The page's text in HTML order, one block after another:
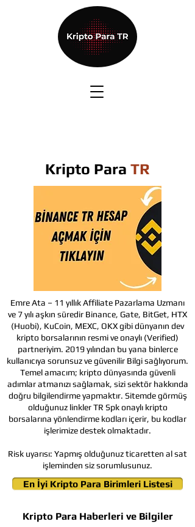
Kripto Para Haberleri ve Bilgiler
En İyi Kripto Para Birimleri Listesi
Kripto Para TR
Emre Ata – 11 yıllık Affiliate Pazarlama Uzmanı
ve 7 yılı aşkın süredir Binance, Gate, BitGet, HTX
(Huobi), KuCoin, MEXC, OKX gibi dünyanın dev
kripto borsalarının resmi ve onaylı (Verified)
partneriyim. 2019 yılından bu yana binlerce
kullanıcıya sorunsuz ve güvenilir Bilgi sağlıyorum.
Temel amacım; kripto dünyasında güvenli
adımlar atmanızı sağlamak, sizi sektör hakkında
doğru bilgilendirme yapmaktır. Sitemde görmüş
olduğunuz linkler TR Spk onaylı kripto
borsalarına yönlendirme kodları içerir, bu kodlar
işlerimize destek olmaktadır.
Risk uyarısı: Yapmış olduğunuz ticaretten al sat
işleminden siz sorumlusunuz.